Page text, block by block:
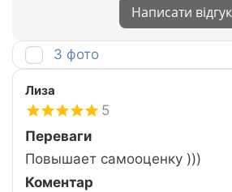
Написати відгук
З фото
Лиза
5
Переваги
Повышает самооценку )))
Коментар